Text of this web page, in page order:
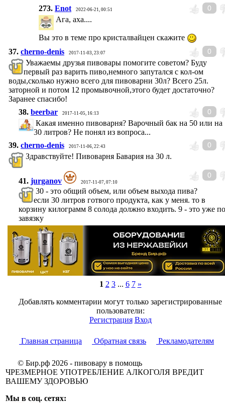
0
273. Enot 2022-06-21, 00:51
Ага, аха....
Вы это в теме про кристалвайцен скажите
0
37. cherno-denis 2017-11-03, 23:07
Уважаемы друзья пивовары помогите советом? Буду
первый раз варить пиво,немного запутался с кол-ом
воды,сколько нужно всего для пивоварни 30л? Всего 25л.
заторной и потом 12 промывочной,этого будет достаточно?
Заранее спасибо!
0
38. beerbar 2017-11-05, 16:13
Какая именно пивоварня? Варочный бак на 50 или на
30 литров? Не понял из вопроса...
0
39. cherno-denis 2017-11-06, 22:43
Здравствуйте! Пивоварня Бавария на 30 л.
0
41. jurganov 2017-11-07, 07:10
30 - это общий объем, или объем выхода пива?
если 30 литров готвого продукта, как у меня. то в
корзину килограмм 8 солода должно входить. 9 - это уже
завязку
1 2 3 ... 6 7 »
Добавлять комментарии могут только зарегистрированные
пользователи:
Регистрация Вход
Главная страница Обратная связь Рекламодателям
© Бир.рф 2026 - пивовару в помощь
ЧРЕЗМЕРНОЕ УПОТРЕБЛЕНИЕ АЛКОГОЛЯ ВРЕДИТ
ВАШЕМУ ЗДОРОВЬЮ
Мы в соц. сетях: